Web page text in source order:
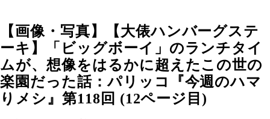
【画像・写真】【大俵ハンバーグステ
ーキ】「ビッグボーイ」のランチタイ
ムが、想像をはるかに超えたこの世の
楽園だった話：パリッコ『今週のハマ
りメシ』第118回 (12ページ目)